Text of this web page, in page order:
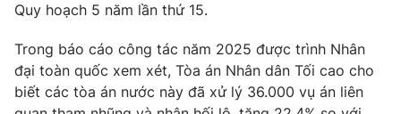
Quy hoạch 5 năm lần thứ 15.
Trong báo cáo công tác năm 2025 được trình Nhân
đại toàn quốc xem xét, Tòa án Nhân dân Tối cao cho
biết các tòa án nước này đã xử lý 36.000 vụ án liên